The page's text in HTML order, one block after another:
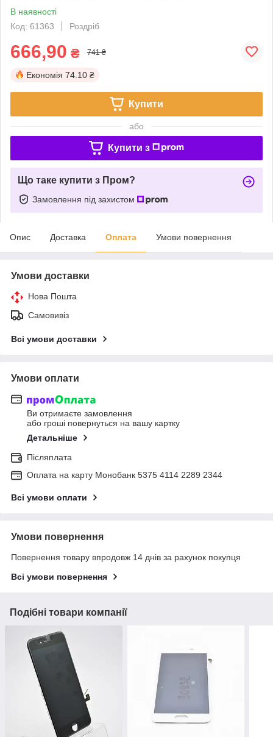
В наявності
Код: 61363
Роздріб
666,90 ₴ 741 ₴
Економія 74.10 ₴
Купити
або
Купити з
Що таке купити з Пром?
Замовлення під захистом
Опис Доставка Оплата Умови повернення
Умови доставки
Нова Пошта
Самовивіз
Всі умови доставки
Умови оплати
Ви отримаєте замовлення
або гроші повернуться на вашу картку
Детальніше
Післяплата
Оплата на карту Монобанк 5375 4114 2289 2344
Всі умови оплати
Умови повернення
Повернення товару впродовж 14 днів за рахунок покупця
Всі умови повернення
Подібні товари компанії